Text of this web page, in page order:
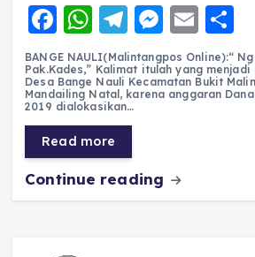
F
a
c
e
b
o
o
W
h
a
ts
A
p
p
T
el
e
g
r
a
m
M
e
ss
e
er
E
m
ai
l
h
a
BANGE NAULI(Malintangpos Online):“
Pak.Kades,” Kalimat itulah yang
Desa Bange Nauli Kecamatan Bukit
Mandailing Natal, karena anggaran
2019 dialokasikan…
Read more
Continue reading